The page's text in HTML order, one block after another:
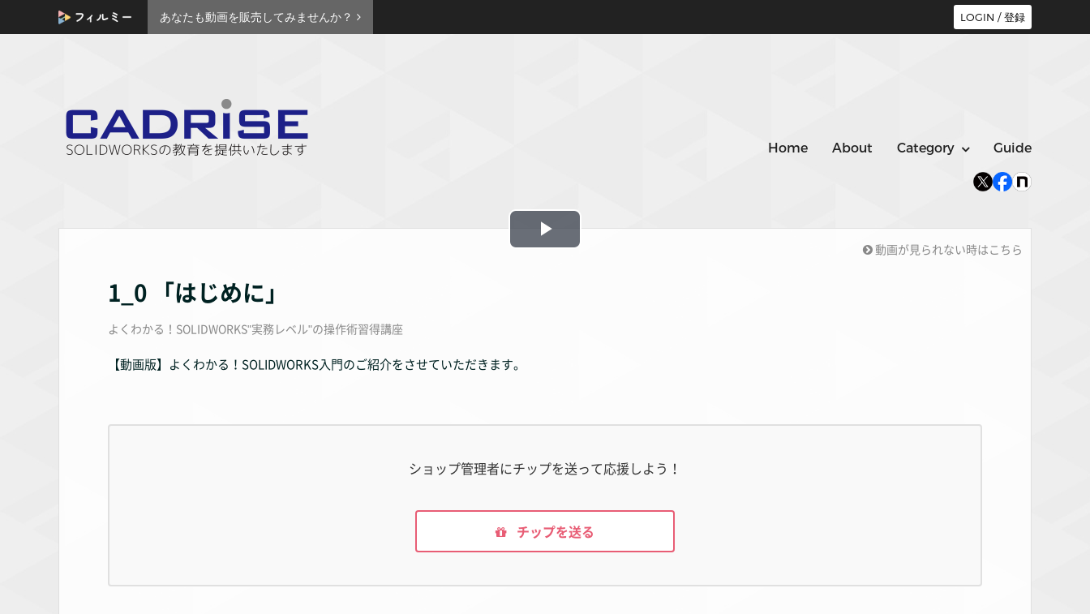
あなたも動画を販売してみませんか？ LOGIN / 登録
Home About Category Guide
Play
動画が見られない時はこちら
1_0 「はじめに」
よくわかる！SOLIDWORKS"実務レベル"の操作術習得講座
【動画版】よくわかる！SOLIDWORKS入門のご紹介をさせていただきます。
ショップ管理者にチップを送って応援しよう！
チップを送る